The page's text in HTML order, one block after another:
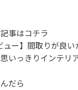
事はコチラ
ュー】間取りが良
いっきりインテリ
だら